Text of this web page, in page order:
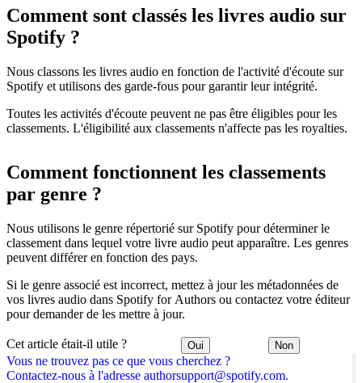
Vous ne trouvez pas ce que vous cherchez ?
Contactez-nous à l'adresse authorsupport@spotify.com.
Comment sont classés les livres audio sur
Spotify ?
Nous classons les livres audio en fonction de l'activité d'écoute sur
Spotify et utilisons des garde-fous pour garantir leur intégrité.
Toutes les activités d'écoute peuvent ne pas être éligibles pour les
classements. L'éligibilité aux classements n'affecte pas les royalties.
Comment fonctionnent les classements
par genre ?
Nous utilisons le genre répertorié sur Spotify pour déterminer le
classement dans lequel votre livre audio peut apparaître. Les genres
peuvent différer en fonction des pays.
Si le genre associé est incorrect, mettez à jour les métadonnées de
vos livres audio dans Spotify for Authors ou contactez votre éditeur
pour demander de les mettre à jour.
Cet article était-il utile ? Oui Non